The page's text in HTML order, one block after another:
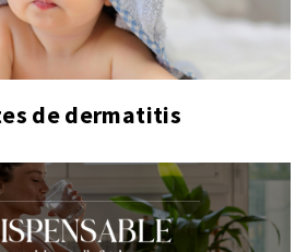
de dermatitis